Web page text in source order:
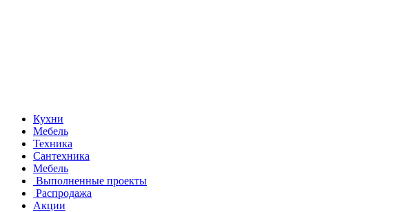
Кухни
Мебель
Техника
Сантехника
Мебель
Выполненные проекты
Распродажа
Акции